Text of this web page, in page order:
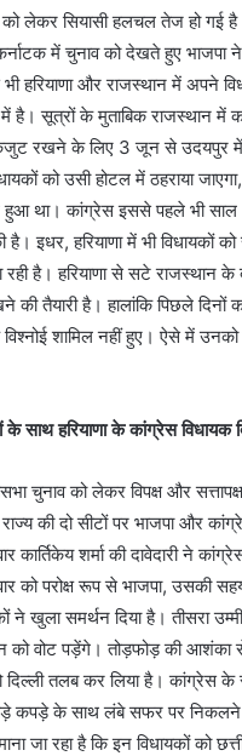
को लेकर सियासी हलचल तेज हो गई
में चुनाव को देखते हुए भाजपा ने
हरियाणा और राजस्थान में अपने
में है। सूत्रों के मुताबिक राजस्थान
रखने के लिए 3 जून से उदयपुर में
को उसी होटल में ठहराया
हुआ था। कांग्रेस इससे पहले भी साल
है। इधर, हरियाणा में भी विधायकों
रही है। हरियाणा से सटे राजस्थान
की तैयारी है। हालांकि पिछले
शामिल नहीं हुए। ऐसे में
के साथ हरियाणा के कांग्रेस विधायक
चुनाव को लेकर विपक्ष और
की दो सीटों पर भाजपा और
कार्तिकेय शर्मा की दावेदारी ने
को परोक्ष रूप से भाजपा, उसकी
ने खुला समर्थन दिया है। तीसरा
को वोट पड़ेंगे। तोड़फोड़ की
दिल्ली तलब कर लिया है। कांग्रेस के
कपड़े के साथ लंबे सफर पर निकलने
जा रहा है कि इन विधायकों को